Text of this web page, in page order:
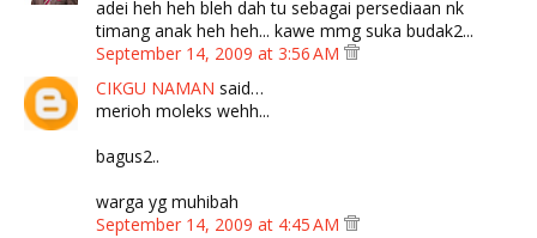
adei heh heh bleh dah tu sebagai persediaan nk
timang anak heh heh... kawe mmg suka budak2...
September 14, 2009 at 3:56 AM
CIKGU NAMAN said…
merioh moleks wehh...
bagus2..
warga yg muhibah
September 14, 2009 at 4:45 AM